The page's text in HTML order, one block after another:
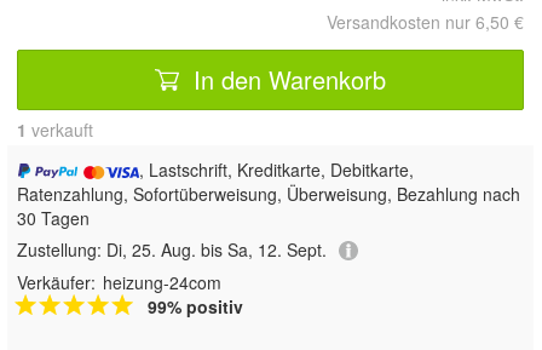
Versandkosten nur 6,50 €
In den Warenkorb
1 verkauft
, Lastschrift, Kreditkarte, Debitkarte,
Ratenzahlung, Sofortüberweisung, Überweisung, Bezahlung nach
30 Tagen
Zustellung: Di, 25. Aug. bis Sa, 12. Sept.
Verkäufer: heizung-24com
99% positiv